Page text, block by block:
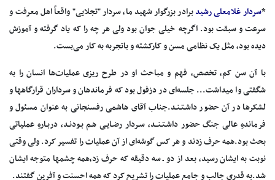
*سردار غلامعلی‌ رشیدبرادر بزرگوار شهید ما، سردار "تجلایی"‌ واقعاً اهل‌ معرفت‌ و
سرعت‌ و سبقت‌ بود. اگرچه‌ خیلی‌ جوان‌ بود ولی‌ هر چه‌ را که‌ یاد گرفته‌ و آموزش‌
دیده‌ بود، مثل‌ یک‌ نظامی‌ مسن‌ و کارکشته‌ و باتجربه‌ به‌ کار می‌بست.
با آن‌ سن‌ کم، تخصص، فهم‌ و مباحث‌ او در طرح‌ ریزی‌ عملیات‌ها انسان‌ را به‌
شگفتی‌ وا میداشت... جلسه‌ای‌ در دزفول‌ بود که‌ فرماندهان‌ و سرداران‌ قرارگاهها و
لشکرها در آن‌ حضور داشـتـنـد.جناب‌ آقای‌ هاشمی‌ رفسنجانی‌ به‌ عنوان‌ مسئول‌ و
فرماندهِ‌ عالی‌ جنگ‌ حضور داشـتـنــد، سـردار رضـایـی‌ هـم‌ بـودنـد، دربـارهِ‌ عملیاتی‌
بحث‌ بود.همه‌ حرف‌ زدند و هر کس‌ گوشه‌ای‌ از آن‌ عملیات‌ را تفسیر کرد. ولی‌ وقتی‌
نوبت‌ به‌ ایشان‌ رسید، بعد از دو ـ سه‌ دقیقه‌ که‌ حرف‌ زد،همه‌ چشمها متوجه‌ ایشان‌
شد.به‌ قدری‌ جالب‌ و جامع‌ عملیات‌ را تشریح‌ کرد که‌ همه‌ احسنت‌ و آفرین‌ گفتند.